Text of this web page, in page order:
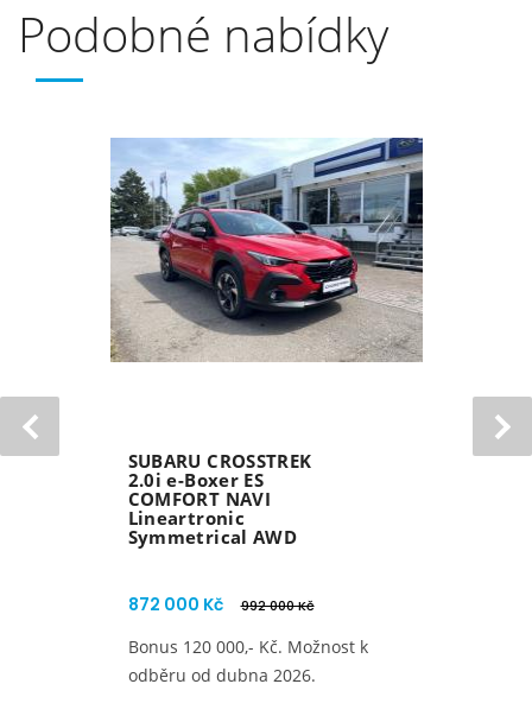
Podobné nabídky
SUBARU FORESTER
2.0i e-BOXER ES
TOURING MY25
Lineartronic AWD
skladem.